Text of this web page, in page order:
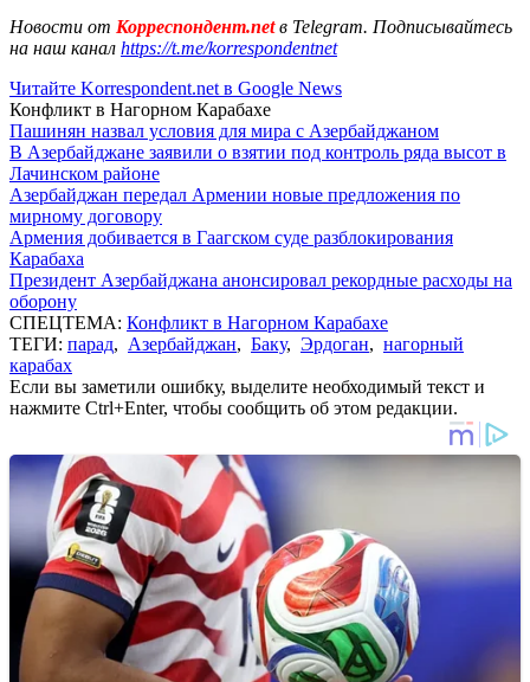
Новости от Корреспондент.netв Telegram. Подписывайтесь
на наш канал https://t.me/korrespondentnet
Читайте Korrespondent.net в Google News
Конфликт в Нагорном Карабахе
Пашинян назвал условия для мира с Азербайджаном
В Азербайджане заявили о взятии под контроль ряда высот в
Лачинском районе
Азербайджан передал Армении новые предложения по
мирному договору
Армения добивается в Гаагском суде разблокирования
Карабаха
Президент Азербайджана анонсировал рекордные расходы на
оборону
СПЕЦТЕМА: Конфликт в Нагорном Карабахе
ТЕГИ: парад, Азербайджан, Баку, Эрдоган, нагорный
карабах
Если вы заметили ошибку, выделите необходимый текст и
нажмите Ctrl+Enter, чтобы сообщить об этом редакции.